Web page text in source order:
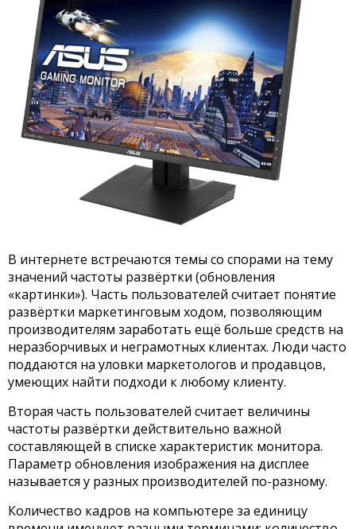
В интернете встречаются темы со спорами на тему
значений частоты развёртки (обновления
«картинки»). Часть пользователей считает понятие
развёртки маркетинговым ходом, позволяющим
производителям заработать ещё больше средств на
неразборчивых и неграмотных клиентах. Люди часто
поддаются на уловки маркетологов и продавцов,
умеющих найти подходи к любому клиенту.
Вторая часть пользователей считает величины
частоты развёртки действительно важной
составляющей в списке характеристик монитора.
Параметр обновления изображения на дисплее
называется у разных производителей по-разному.
Количество кадров на компьютере за единицу